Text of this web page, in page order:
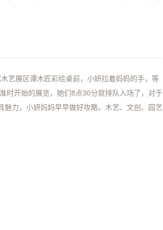
艺展区谭木匠彩绘桌前，小妍拉着妈妈的手，等
时开始的展览，她们8点30分就排队入场了，对于
力，小妍妈妈早早做好攻略，木艺、文创、园艺